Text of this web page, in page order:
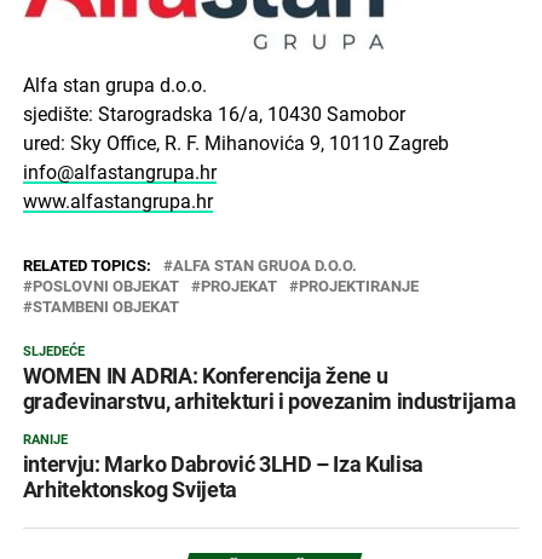
Alfa stan grupa d.o.o.
sjedište: Starogradska 16/a, 10430 Samobor
ured: Sky Office, R. F. Mihanovića 9, 10110 Zagreb
info@alfastangrupa.hr
www.alfastangrupa.hr
RELATED TOPICS:
ALFA STAN GRUOA D.O.O.
POSLOVNI OBJEKAT
PROJEKAT
PROJEKTIRANJE
STAMBENI OBJEKAT
SLJEDEĆE
WOMEN IN ADRIA: Konferencija žene u
građevinarstvu, arhitekturi i povezanim industrijama
RANIJE
intervju: Marko Dabrović 3LHD – Iza Kulisa
Arhitektonskog Svijeta